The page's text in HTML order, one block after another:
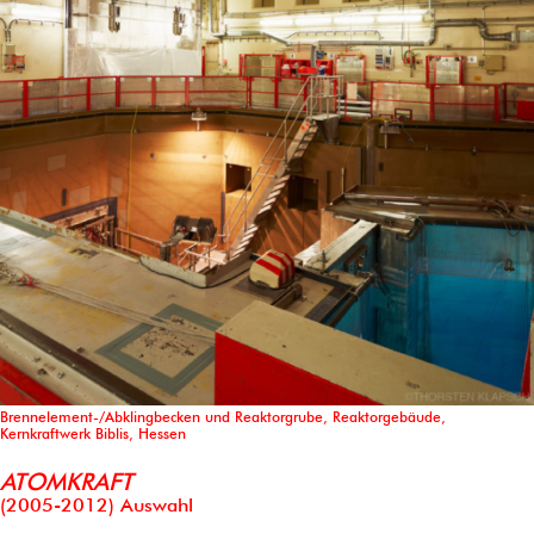
Brennelement-/Abklingbecken und Reaktorgrube, Reaktorgebäude,
Kernkraftwerk Biblis, Hessen
ATOMKRAFT
(2005-2012) Auswahl